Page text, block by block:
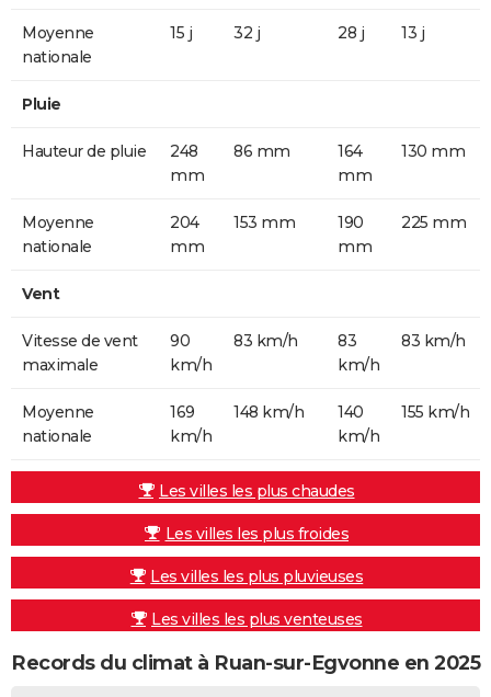
Moyenne
nationale
15 j 32 j 28 j 13 j
Pluie
Hauteur de pluie
248
mm
86 mm
164
mm
130 mm
Moyenne
nationale
204
mm
153 mm
190
mm
225 mm
Vent
Vitesse de vent
maximale
90
km/h
83 km/h
83
km/h
83 km/h
Moyenne
nationale
169
km/h
148 km/h
140
km/h
155 km/h
Les villes les plus chaudes
Les villes les plus froides
Les villes les plus pluvieuses
Les villes les plus venteuses
Records du climat à Ruan-sur-Egvonne en 2025